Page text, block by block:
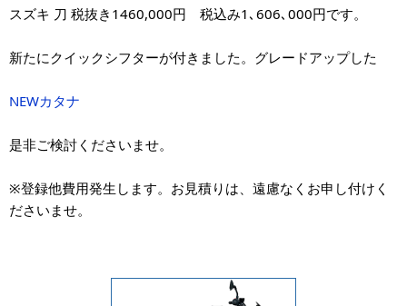
スズキ 刀 税抜き1460,000円 税込み1､606､000円です。
新たにクイックシフターが付きました。グレードアップした
NEWカタナ
是非ご検討くださいませ。
※登録他費用発生します。お見積りは、遠慮なくお申し付けく
ださいませ。